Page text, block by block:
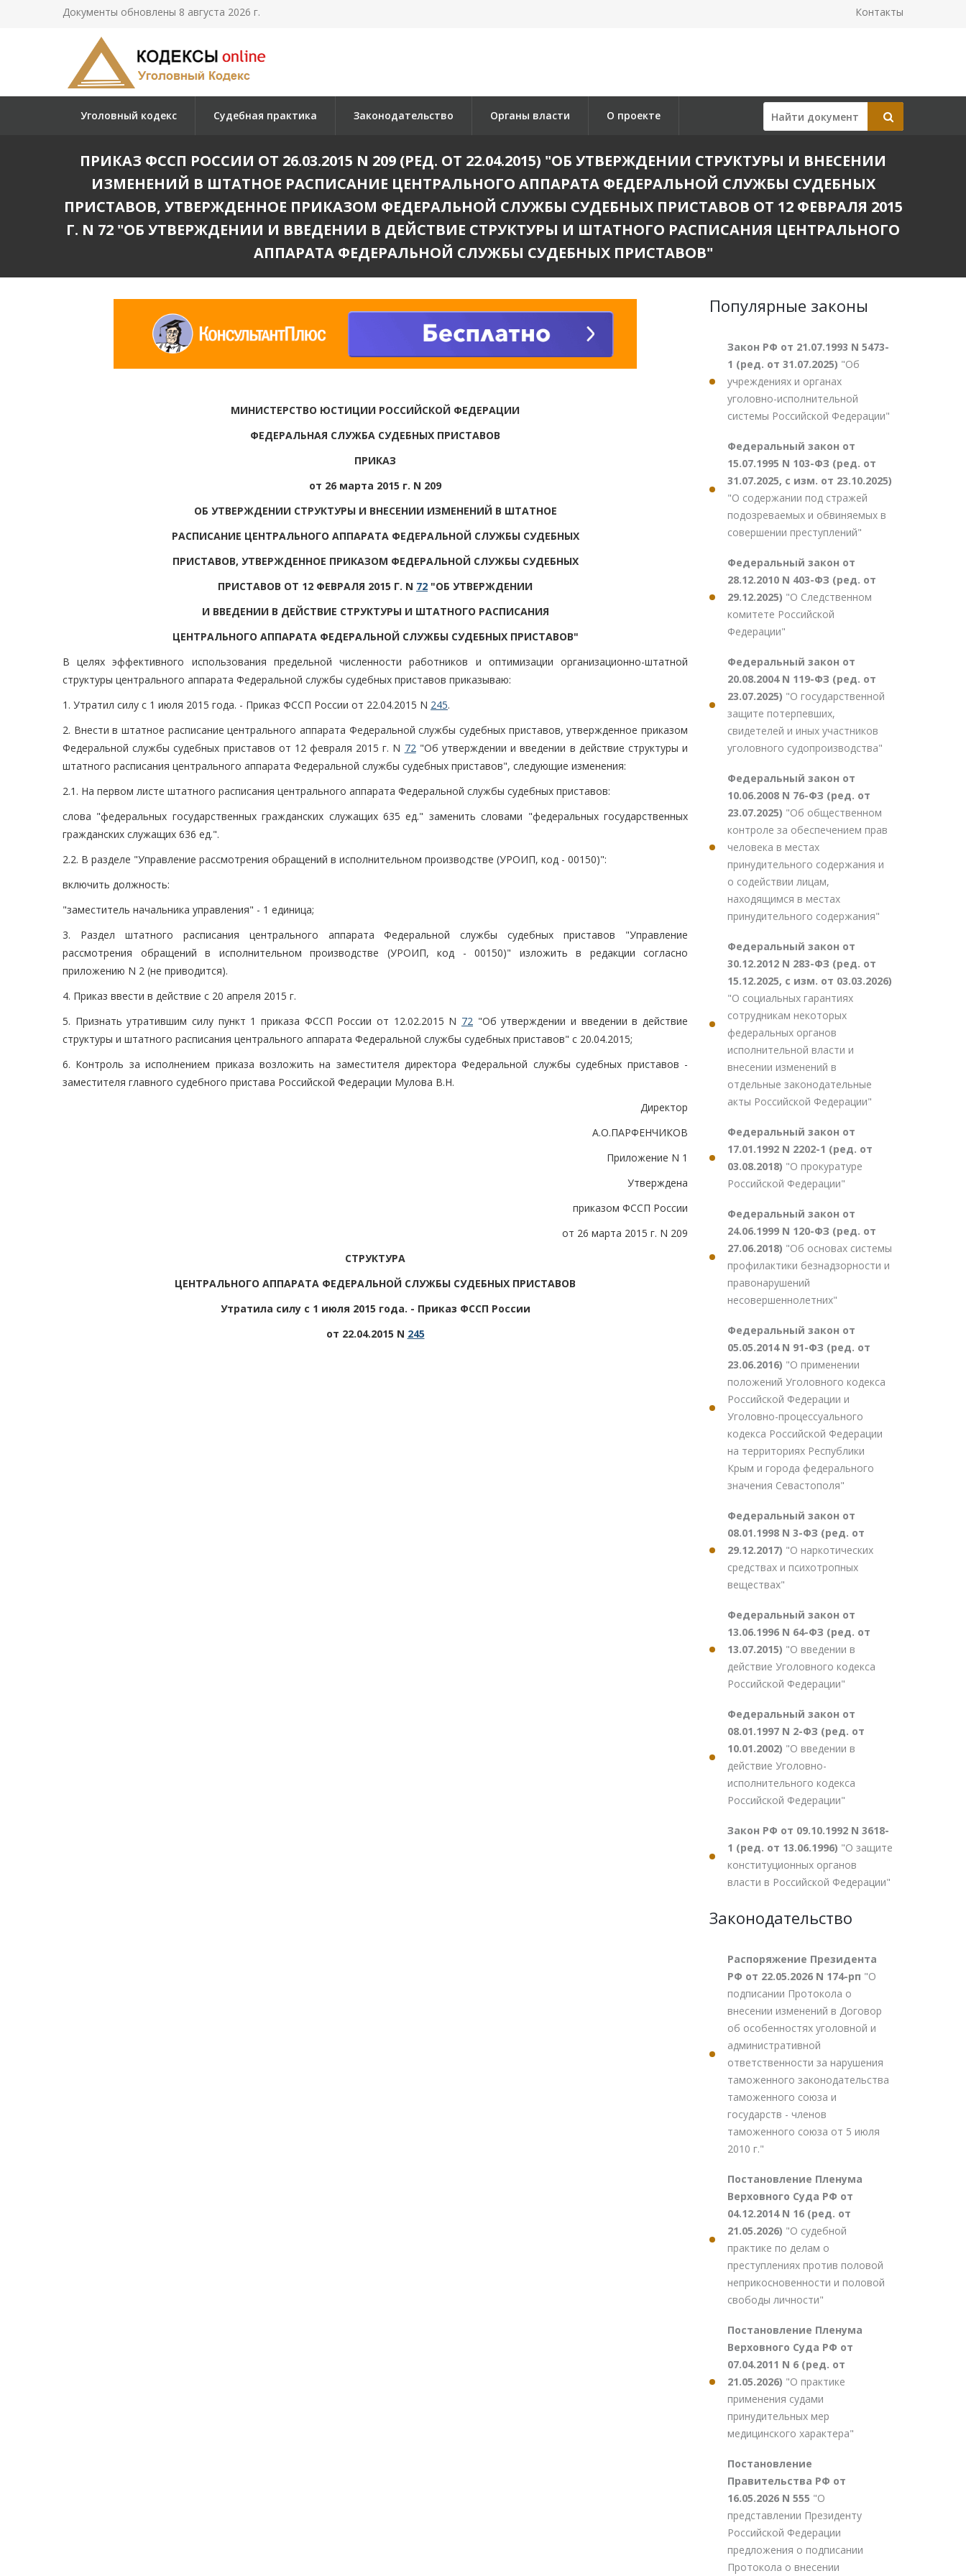
Документы обновлены 8 августа 2026 г. Контакты
Уголовный кодекс Судебная практика Законодательство Органы власти О проекте
ПРИКАЗ ФССП РОССИИ ОТ 26.03.2015 N 209 (РЕД. ОТ 22.04.2015) "ОБ УТВЕРЖДЕНИИ СТРУКТУРЫ И ВНЕСЕНИИ
ИЗМЕНЕНИЙ В ШТАТНОЕ РАСПИСАНИЕ ЦЕНТРАЛЬНОГО АППАРАТА ФЕДЕРАЛЬНОЙ СЛУЖБЫ СУДЕБНЫХ
ПРИСТАВОВ, УТВЕРЖДЕННОЕ ПРИКАЗОМ ФЕДЕРАЛЬНОЙ СЛУЖБЫ СУДЕБНЫХ ПРИСТАВОВ ОТ 12 ФЕВРАЛЯ 2015
Г. N 72 "ОБ УТВЕРЖДЕНИИ И ВВЕДЕНИИ В ДЕЙСТВИЕ СТРУКТУРЫ И ШТАТНОГО РАСПИСАНИЯ ЦЕНТРАЛЬНОГО
АППАРАТА ФЕДЕРАЛЬНОЙ СЛУЖБЫ СУДЕБНЫХ ПРИСТАВОВ"
МИНИСТЕРСТВО ЮСТИЦИИ РОССИЙСКОЙ ФЕДЕРАЦИИ
ФЕДЕРАЛЬНАЯ СЛУЖБА СУДЕБНЫХ ПРИСТАВОВ
ПРИКАЗ
от 26 марта 2015 г. N 209
ОБ УТВЕРЖДЕНИИ СТРУКТУРЫ И ВНЕСЕНИИ ИЗМЕНЕНИЙ В ШТАТНОЕ
РАСПИСАНИЕ ЦЕНТРАЛЬНОГО АППАРАТА ФЕДЕРАЛЬНОЙ СЛУЖБЫ СУДЕБНЫХ
ПРИСТАВОВ, УТВЕРЖДЕННОЕ ПРИКАЗОМ ФЕДЕРАЛЬНОЙ СЛУЖБЫ СУДЕБНЫХ
ПРИСТАВОВ ОТ 12 ФЕВРАЛЯ 2015 Г. N 72 "ОБ УТВЕРЖДЕНИИ
И ВВЕДЕНИИ В ДЕЙСТВИЕ СТРУКТУРЫ И ШТАТНОГО РАСПИСАНИЯ
ЦЕНТРАЛЬНОГО АППАРАТА ФЕДЕРАЛЬНОЙ СЛУЖБЫ СУДЕБНЫХ ПРИСТАВОВ"
В целях эффективного использования предельной численности работников и оптимизации организационно-штатной
структуры центрального аппарата Федеральной службы судебных приставов приказываю:
1. Утратил силу с 1 июля 2015 года. - Приказ ФССП России от 22.04.2015 N 245.
2. Внести в штатное расписание центрального аппарата Федеральной службы судебных приставов, утвержденное приказом
Федеральной службы судебных приставов от 12 февраля 2015 г. N 72"Об утверждении и введении в действие структуры и
штатного расписания центрального аппарата Федеральной службы судебных приставов", следующие изменения:
2.1. На первом листе штатного расписания центрального аппарата Федеральной службы судебных приставов:
слова "федеральных государственных гражданских служащих 635 ед." заменить словами "федеральных государственных
гражданских служащих 636 ед.".
2.2. В разделе "Управление рассмотрения обращений в исполнительном производстве (УРОИП, код - 00150)":
включить должность:
"заместитель начальника управления" - 1 единица;
3. Раздел штатного расписания центрального аппарата Федеральной службы судебных приставов "Управление
рассмотрения обращений в исполнительном производстве (УРОИП, код - 00150)" изложить в редакции согласно
приложению N 2 (не приводится).
4. Приказ ввести в действие с 20 апреля 2015 г.
5. Признать утратившим силу пункт 1 приказа ФССП России от 12.02.2015 N 72 "Об утверждении и введении в действие
структуры и штатного расписания центрального аппарата Федеральной службы судебных приставов" с 20.04.2015;
6. Контроль за исполнением приказа возложить на заместителя директора Федеральной службы судебных приставов -
заместителя главного судебного пристава Российской Федерации Мулова В.Н.
Директор
А.О.ПАРФЕНЧИКОВ
Приложение N 1
Утверждена
приказом ФССП России
от 26 марта 2015 г. N 209
СТРУКТУРА
ЦЕНТРАЛЬНОГО АППАРАТА ФЕДЕРАЛЬНОЙ СЛУЖБЫ СУДЕБНЫХ ПРИСТАВОВ
Утратила силу с 1 июля 2015 года. - Приказ ФССП России
от 22.04.2015 N 245
Популярные законы
Закон РФ от 21.07.1993 N 5473-
1 (ред. от 31.07.2025) "Об
учреждениях и органах
уголовно-исполнительной
системы Российской Федерации"
Федеральный закон от
15.07.1995 N 103-ФЗ (ред. от
31.07.2025, с изм. от 23.10.2025)
"О содержании под стражей
подозреваемых и обвиняемых в
совершении преступлений"
Федеральный закон от
28.12.2010 N 403-ФЗ (ред. от
29.12.2025) "О Следственном
комитете Российской
Федерации"
Федеральный закон от
20.08.2004 N 119-ФЗ (ред. от
23.07.2025) "О государственной
защите потерпевших,
свидетелей и иных участников
уголовного судопроизводства"
Федеральный закон от
10.06.2008 N 76-ФЗ (ред. от
23.07.2025) "Об общественном
контроле за обеспечением прав
человека в местах
принудительного содержания и
о содействии лицам,
находящимся в местах
принудительного содержания"
Федеральный закон от
30.12.2012 N 283-ФЗ (ред. от
15.12.2025, с изм. от 03.03.2026)
"О социальных гарантиях
сотрудникам некоторых
федеральных органов
исполнительной власти и
внесении изменений в
отдельные законодательные
акты Российской Федерации"
Федеральный закон от
17.01.1992 N 2202-1 (ред. от
03.08.2018) "О прокуратуре
Российской Федерации"
Федеральный закон от
24.06.1999 N 120-ФЗ (ред. от
27.06.2018) "Об основах системы
профилактики безнадзорности и
правонарушений
несовершеннолетних"
Федеральный закон от
05.05.2014 N 91-ФЗ (ред. от
23.06.2016) "О применении
положений Уголовного кодекса
Российской Федерации и
Уголовно-процессуального
кодекса Российской Федерации
на территориях Республики
Крым и города федерального
значения Севастополя"
Федеральный закон от
08.01.1998 N 3-ФЗ (ред. от
29.12.2017) "О наркотических
средствах и психотропных
веществах"
Федеральный закон от
13.06.1996 N 64-ФЗ (ред. от
13.07.2015) "О введении в
действие Уголовного кодекса
Российской Федерации"
Федеральный закон от
08.01.1997 N 2-ФЗ (ред. от
10.01.2002) "О введении в
действие Уголовно-
исполнительного кодекса
Российской Федерации"
Закон РФ от 09.10.1992 N 3618-
1 (ред. от 13.06.1996) "О защите
конституционных органов
власти в Российской Федерации"
Законодательство
Распоряжение Президента
РФ от 22.05.2026 N 174-рп "О
подписании Протокола о
внесении изменений в Договор
об особенностях уголовной и
административной
ответственности за нарушения
таможенного законодательства
таможенного союза и
государств - членов
таможенного союза от 5 июля
2010 г."
Постановление Пленума
Верховного Суда РФ от
04.12.2014 N 16 (ред. от
21.05.2026) "О судебной
практике по делам о
преступлениях против половой
неприкосновенности и половой
свободы личности"
Постановление Пленума
Верховного Суда РФ от
07.04.2011 N 6 (ред. от
21.05.2026) "О практике
применения судами
принудительных мер
медицинского характера"
Постановление
Правительства РФ от
16.05.2026 N 555 "О
представлении Президенту
Российской Федерации
предложения о подписании
Протокола о внесении